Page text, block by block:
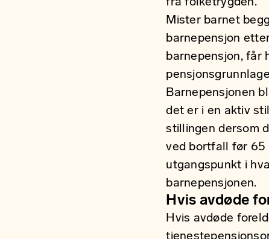
fra folketrygden.
Mister barnet
barnepensjon
barnepensjon, får
Barnepensjonen
det er i en aktiv
stillingen dersom
ved bortfall før 65
utgangspunkt i
barnepensjonen.
Hvis avdøde
Hvis avdøde